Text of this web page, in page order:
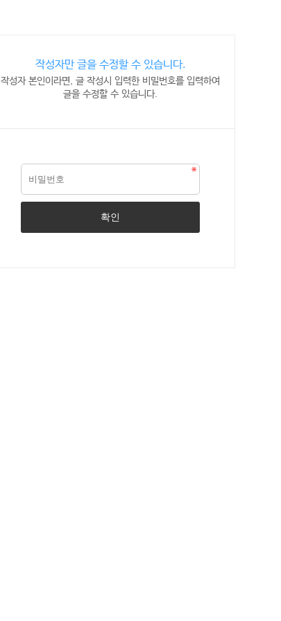
작성자만 글을 수정할 수 있습니다.
작성자 본인이라면, 글 작성시 입력한 비밀번호를 입력하여
글을 수정할 수 있습니다.